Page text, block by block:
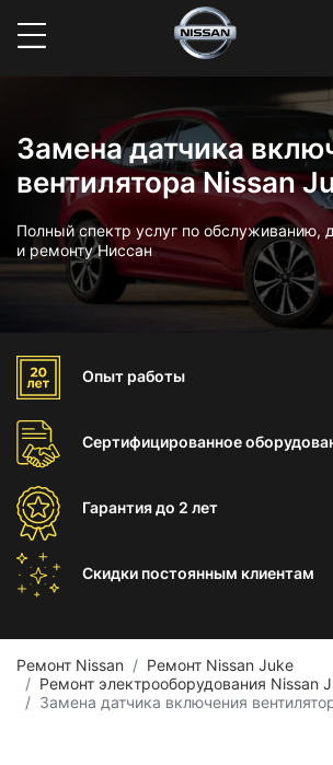
Замена датчика
вентилятора Nissan
Полный спектр услуг по обслуживанию,
и ремонту Ниссан
Опыт работы
Сертифицированное
Гарантиядо 2 лет
Скидки постоянным клиентам
Ремонт Nissan
Ремонт Nissan Juke
Ремонт электрооборудования Nissan
Замена датчика включения